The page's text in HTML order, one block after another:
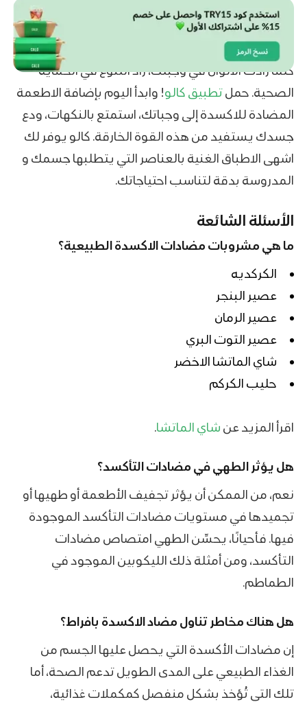
كلما زادت الألوان في وجبتك، زاد التنوع في الحماية
الصحية. حملتطبيق كالو! وابدأ اليوم بإضافة الاطعمة
المضادة للاكسدة إلى وجباتك، استمتع بالنكهات، ودع
جسدك يستفيد من هذه القوة الخارقة. كالو يوفر لك
اشهى الاطباق الغنية بالعناصر التي يتطلبها جسمك و
المدروسة بدقة لتناسب احتياجاتك.
الأسئلة الشائعة
ما هي مشروبات مضادات الاكسدة الطبيعية؟
الكركديه
عصير البنجر
عصير الرمان
عصير التوت البري
شاي الماتشا الاخضر
حليب الكركم
اقرأ المزيد عن شاي الماتشا.
هل يؤثر الطهي في مضادات التأكسد؟
نعم، من الممكن أن يؤثر تجفيف الأطعمة أو طهيها أو
تجميدها في مستويات مضادات التأكسد الموجودة
فيها. فأحيانًا، يحسِّن الطهي امتصاص مضادات
التأكسد، ومن أمثلة ذلك الليكوبين الموجود في
الطماطم.
هل هناك مخاطر تناول مضاد الاكسدة بافراط؟
إن مضادات الأكسدة التي يحصل عليها الجسم من
الغذاء الطبيعي على المدى الطويل تدعم الصحة، أما
تلك التي تُؤخذ بشكل منفصل كمكملات غذائية،